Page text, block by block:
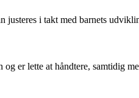
i takt med barnets
er lette at håndtere, samtidig